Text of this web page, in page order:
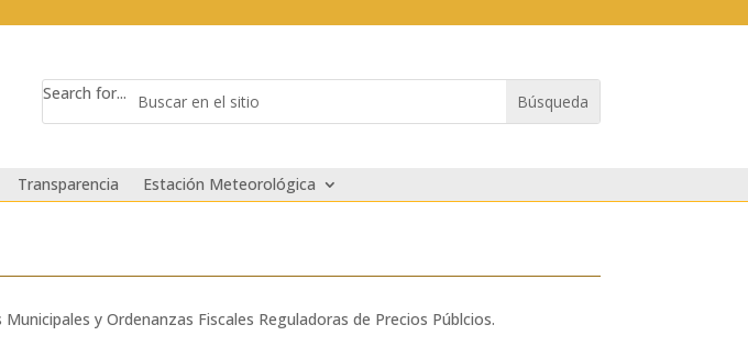
Search for...
Transparencia Estación Meteorológica
y Ordenanzas Fiscales Reguladoras de Precios Públcios.